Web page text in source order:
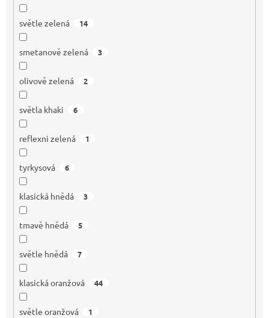
světle zelená 14
smetanově zelená 3
olivově zelená 2
světla khaki 6
reflexni zelená 1
tyrkysová 6
klasická hnědá 3
tmavě hnědá 5
světle hnědá 7
klasická oranžová 44
světle oranžová 1